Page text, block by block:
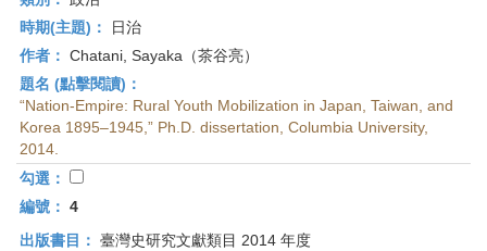
時期(主題)：
日治
作者： Chatani, Sayaka（茶谷亮）
題名 (點擊閱讀)：
“Nation-Empire: Rural Youth Mobilization in Japan, Taiwan, and
Korea 1895–1945,” Ph.D. dissertation, Columbia University,
2014.
勾選：
編號： 4
出版書目： 臺灣史研究文獻類目 2014 年度